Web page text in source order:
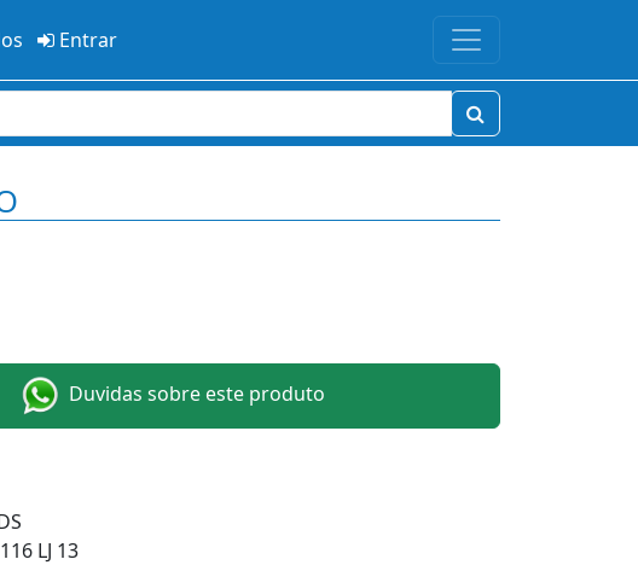
Entrar
Duvidas sobre este produto
LJ 13